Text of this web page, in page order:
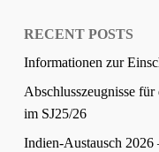
RECENT POSTS
Informationen zur
Abschlusszeugnisse
im SJ25/26
Indien-Austausch 2026